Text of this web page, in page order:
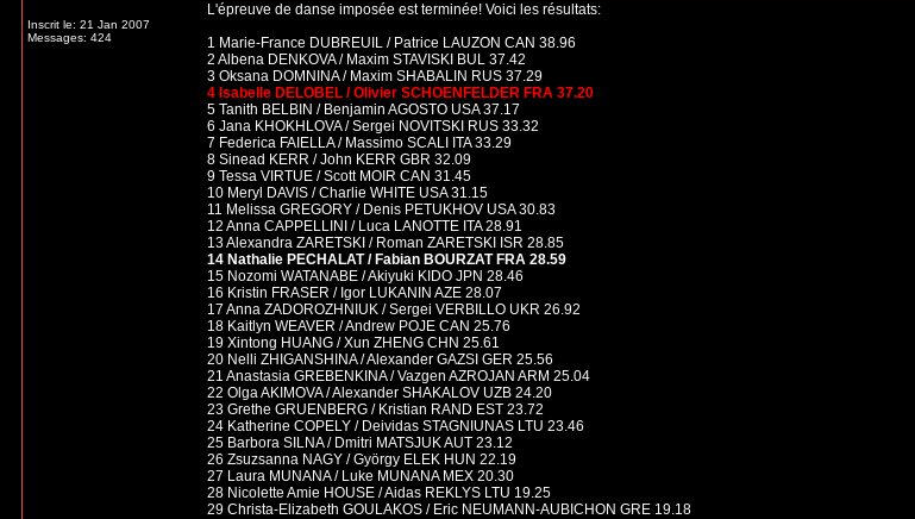
Inscrit le: 21 Jan 2007
Messages: 424
L'épreuve de danse imposée est terminée! Voici les résultats:
1 Marie-France DUBREUIL / Patrice LAUZON CAN 38.96
2 Albena DENKOVA / Maxim STAVISKI BUL 37.42
3 Oksana DOMNINA / Maxim SHABALIN RUS 37.29
4 Isabelle DELOBEL / Olivier SCHOENFELDER FRA 37.20
5 Tanith BELBIN / Benjamin AGOSTO USA 37.17
6 Jana KHOKHLOVA / Sergei NOVITSKI RUS 33.32
7 Federica FAIELLA / Massimo SCALI ITA 33.29
8 Sinead KERR / John KERR GBR 32.09
9 Tessa VIRTUE / Scott MOIR CAN 31.45
10 Meryl DAVIS / Charlie WHITE USA 31.15
11 Melissa GREGORY / Denis PETUKHOV USA 30.83
12 Anna CAPPELLINI / Luca LANOTTE ITA 28.91
13 Alexandra ZARETSKI / Roman ZARETSKI ISR 28.85
14 Nathalie PECHALAT / Fabian BOURZAT FRA 28.59
15 Nozomi WATANABE / Akiyuki KIDO JPN 28.46
16 Kristin FRASER / Igor LUKANIN AZE 28.07
17 Anna ZADOROZHNIUK / Sergei VERBILLO UKR 26.92
18 Kaitlyn WEAVER / Andrew POJE CAN 25.76
19 Xintong HUANG / Xun ZHENG CHN 25.61
20 Nelli ZHIGANSHINA / Alexander GAZSI GER 25.56
21 Anastasia GREBENKINA / Vazgen AZROJAN ARM 25.04
22 Olga AKIMOVA / Alexander SHAKALOV UZB 24.20
23 Grethe GRUENBERG / Kristian RAND EST 23.72
24 Katherine COPELY / Deividas STAGNIUNAS LTU 23.46
25 Barbora SILNA / Dmitri MATSJUK AUT 23.12
26 Zsuzsanna NAGY / György ELEK HUN 22.19
27 Laura MUNANA / Luke MUNANA MEX 20.30
28 Nicolette Amie HOUSE / Aidas REKLYS LTU 19.25
29 Christa-Elizabeth GOULAKOS / Eric NEUMANN-AUBICHON GRE 19.18